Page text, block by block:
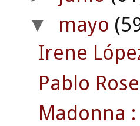
▼ mayo
Irene
Pablo
Madonna